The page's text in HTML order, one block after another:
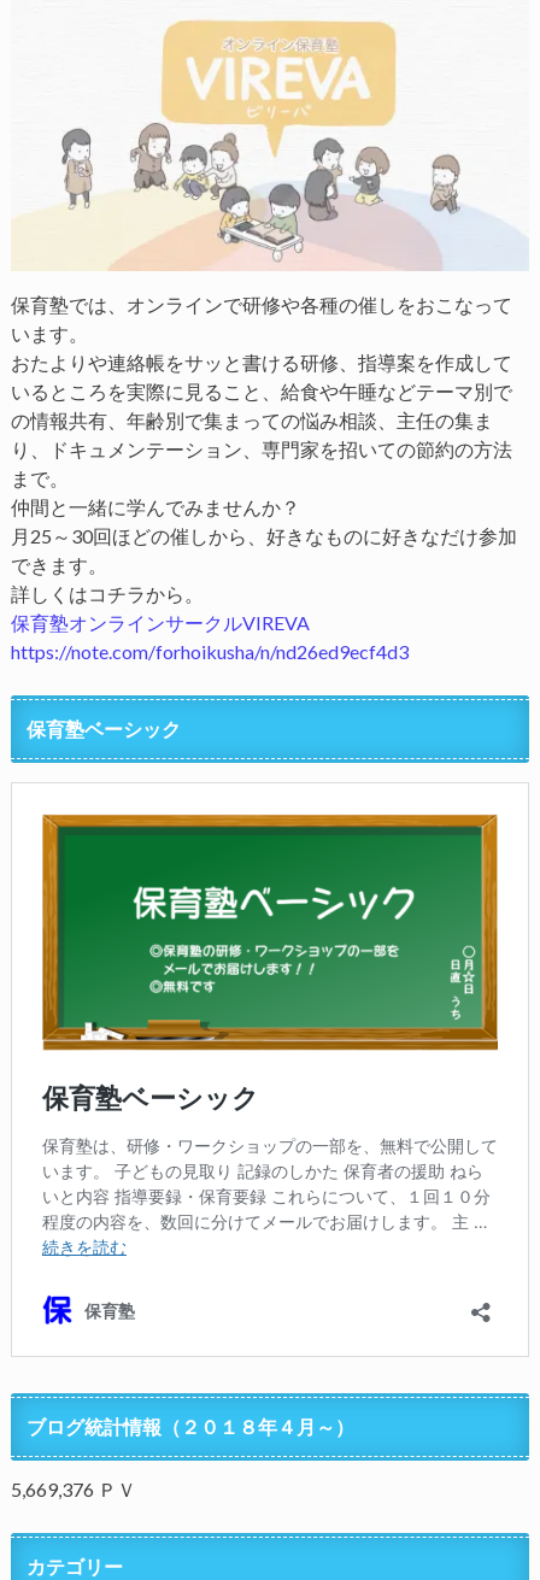
保育塾では、オンラインで研修や各種の催しをおこなって
います。
おたよりや連絡帳をサッと書ける研修、指導案を作成して
いるところを実際に見ること、給食や午睡などテーマ別で
の情報共有、年齢別で集まっての悩み相談、主任の集ま
り、ドキュメンテーション、専門家を招いての節約の方法
まで。
仲間と一緒に学んでみませんか？
月25～30回ほどの催しから、好きなものに好きなだけ参加
できます。
詳しくはコチラから。
保育塾オンラインサークルVIREVA
https://note.com/forhoikusha/n/nd26ed9ecf4d3
保育塾ベーシック
ブログ統計情報（２０１８年４月～）
5,669,376 ＰＶ
カテゴリー